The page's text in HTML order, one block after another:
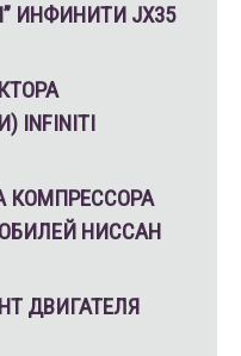
ИНФИНИТИ JX35
INFINITI
КОМПРЕССОРА
НИССАН
ДВИГАТЕЛЯ